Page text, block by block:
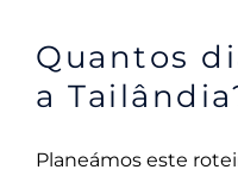
Quantos
a
Planeámos este